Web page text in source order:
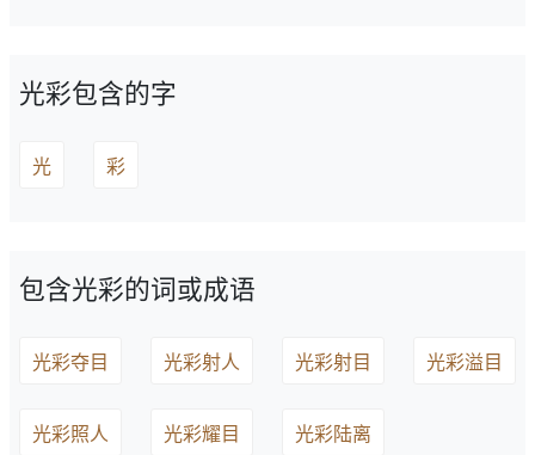
光彩包含的字
光 彩
包含光彩的词或成语
光彩夺目 光彩射人 光彩射目 光彩溢目
光彩照人 光彩耀目 光彩陆离